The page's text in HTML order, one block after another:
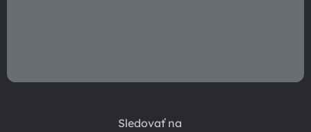
Sledovať na